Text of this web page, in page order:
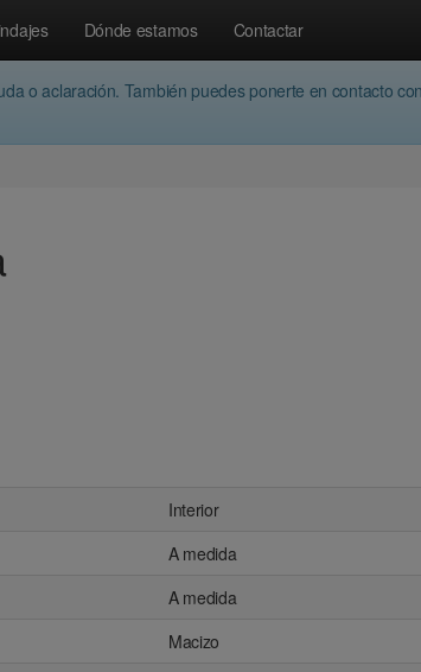
Dónde estamos Contactar
o aclaración. También puedes ponerte en contacto
Interior
A medida
A medida
Macizo